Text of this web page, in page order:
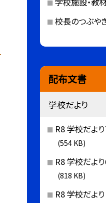
校長のつぶや
配布文書
学校だより
R8 学校だよ
(554 KB)
R8 学校だよ
(818 KB)
R8 学校だよ